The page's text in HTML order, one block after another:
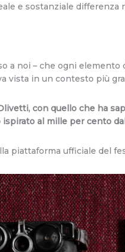
e sostanziale differenza
a noi – che ogni
vista in un contesto più
con quello che ha
al mille per cento
piattaforma ufficiale del